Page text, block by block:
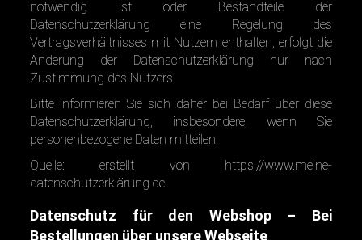
notwendig ist oder Bestandteile der
Datenschutzerklärung eine Regelung des
Vertragsverhältnisses mit Nutzern enthalten, erfolgt die
Änderung der Datenschutzerklärung nur nach
Zustimmung des Nutzers.
Bitte informieren Sie sich daher bei Bedarf über diese
Datenschutzerklärung, insbesondere, wenn Sie
personenbezogene Daten mitteilen.
Quelle: erstellt von https://www.meine-
datenschutzerklärung.de
Datenschutz für den Webshop – Bei
Bestellungen über unsere Webseite